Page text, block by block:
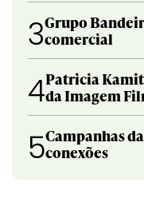
3Grupo
comercial
4Patricia
da Imagem
5Campanhas
conexões